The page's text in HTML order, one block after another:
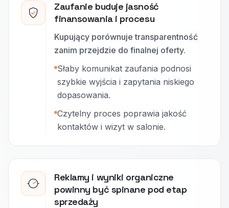
Zaufanie buduje jasność
finansowania i procesu
Kupujący porównuje transparentność
zanim przejdzie do finalnej oferty.
Słaby komunikat zaufania podnosi
szybkie wyjścia i zapytania niskiego
dopasowania.
Czytelny proces poprawia jakość
kontaktów i wizyt w salonie.
Reklamy i wyniki organiczne
powinny być spinane pod etap
sprzedaży